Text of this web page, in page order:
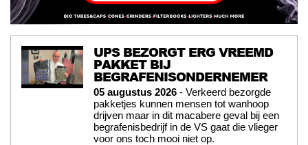
UPS BEZORGT ERG VREEMD
PAKKET BIJ
BEGRAFENISONDERNEMER
05 augustus 2026 - Verkeerd bezorgde
pakketjes kunnen mensen tot wanhoop
drijven maar in dit macabere geval bij een
begrafenisbedrijf in de VS gaat die vlieger
voor ons toch mooi niet op.